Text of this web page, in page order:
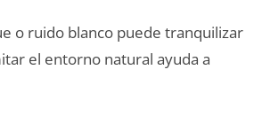
o ruido blanco puede tranquilizar
el entorno natural ayuda a